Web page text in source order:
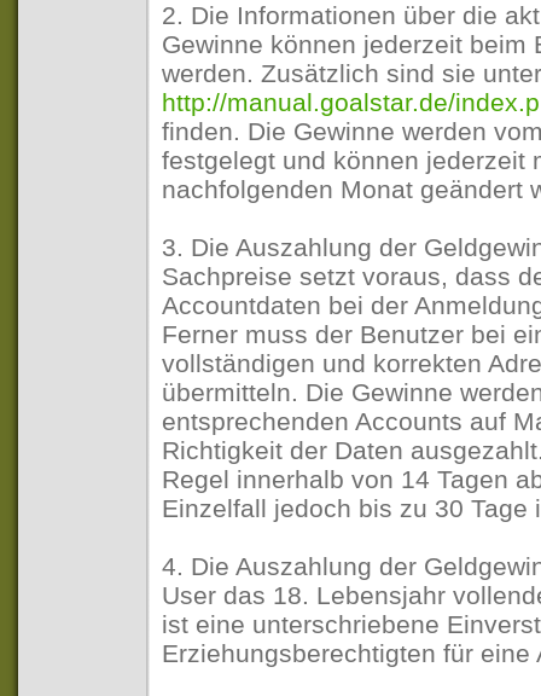
2. Die Informationen über die
Gewinne können jederzeit beim
werden. Zusätzlich sind sie unter
http://manual.goalstar.de/
finden. Die Gewinne werden
festgelegt und können jederzeit
nachfolgenden Monat geändert
3. Die Auszahlung der
Sachpreise setzt voraus, dass
Accountdaten bei der
Ferner muss der Benutzer bei
vollständigen und korrekten
übermitteln. Die Gewinne
entsprechenden Accounts auf
Richtigkeit der Daten
Regel innerhalb von 14 Tagen
Einzelfall jedoch bis zu 30 Tage
4. Die Auszahlung der
User das 18. Lebensjahr
ist eine unterschriebene
Erziehungsberechtigten für